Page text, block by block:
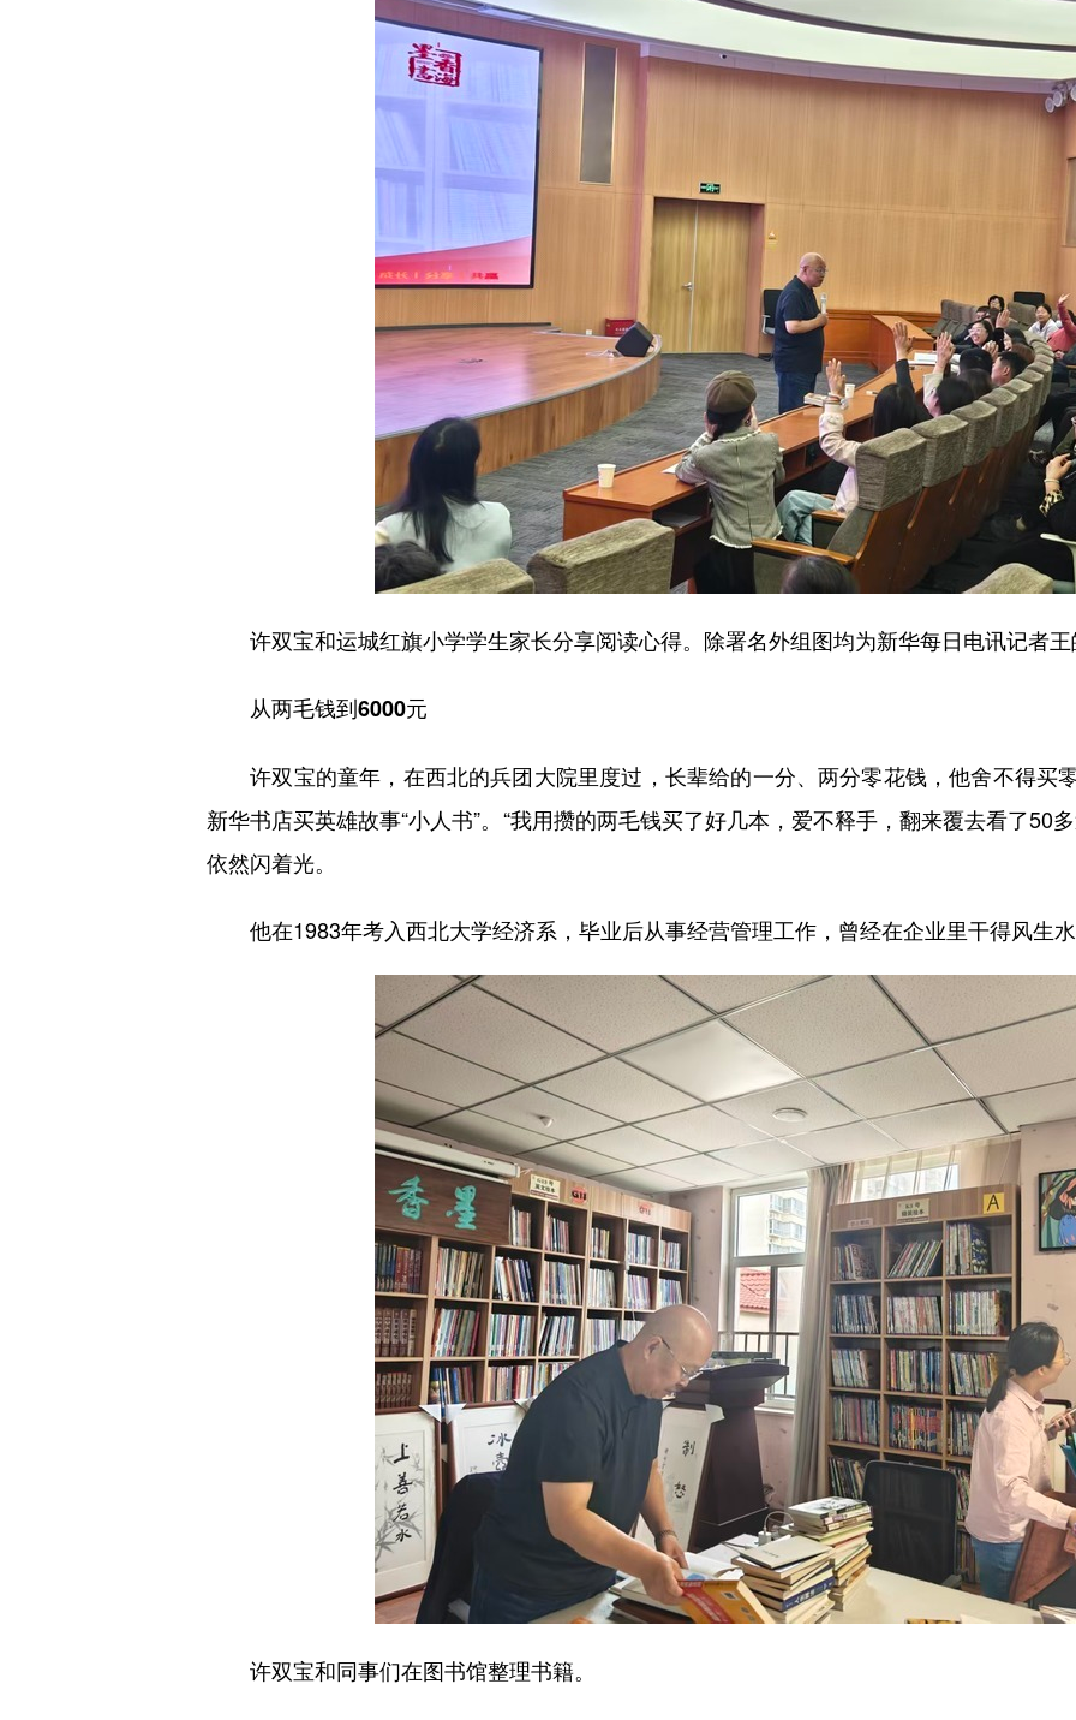
许双宝和运城红旗小学学生家长分享阅读心得。除署名外组图均为新华每日电讯记者王
从两毛钱到6000元
许双宝的童年，在西北的兵团大院里度过，长辈给的一分、两分零花钱，他舍不得买
新华书店买英雄故事“小人书”。“我用攒的两毛钱买了好几本，爱不释手，翻来覆去看了50
依然闪着光。
他在1983年考入西北大学经济系，毕业后从事经营管理工作，曾经在企业里干得风生
许双宝和同事们在图书馆整理书籍。